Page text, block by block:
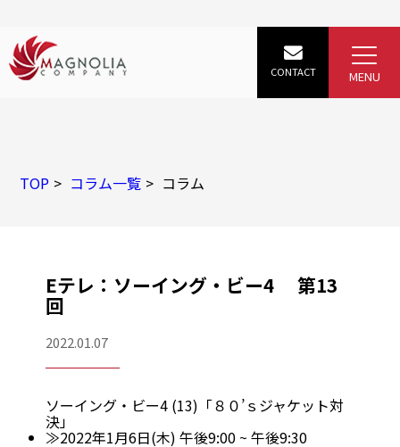
TOP コラム一覧 コラム
Eテレ：ソーイング・ビー4 第13
回
2022.01.07
ソーイング・ビー4 (13)「８０’ｓジャケット対
決」
≫2022年1月6日(木) 午後9:00 ~ 午後9:30